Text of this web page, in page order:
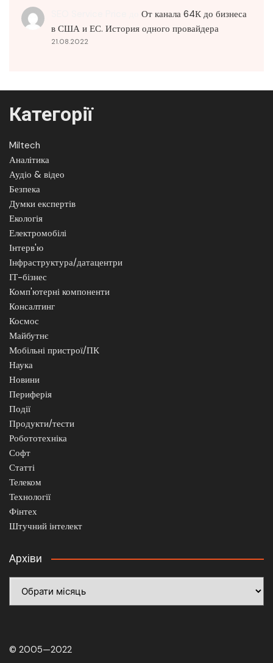
От канала 64К до бизнеса
в США и ЕС. История одного провайдера
21.08.2022
Категорії
Miltech
Аналітика
Аудіо & відео
Безпека
Думки експертів
Екологія
Електромобілі
Інтерв'ю
Інфраструктура/датацентри
ІТ-бізнес
Комп'ютерні компоненти
Консалтинг
Космос
Майбутнє
Мобільні пристрої/ПК
Наука
Новини
Периферія
Події
Продукти/тести
Робототехніка
Софт
Статті
Телеком
Технології
Фінтех
Штучний інтелект
Архіви
© 2005—2022